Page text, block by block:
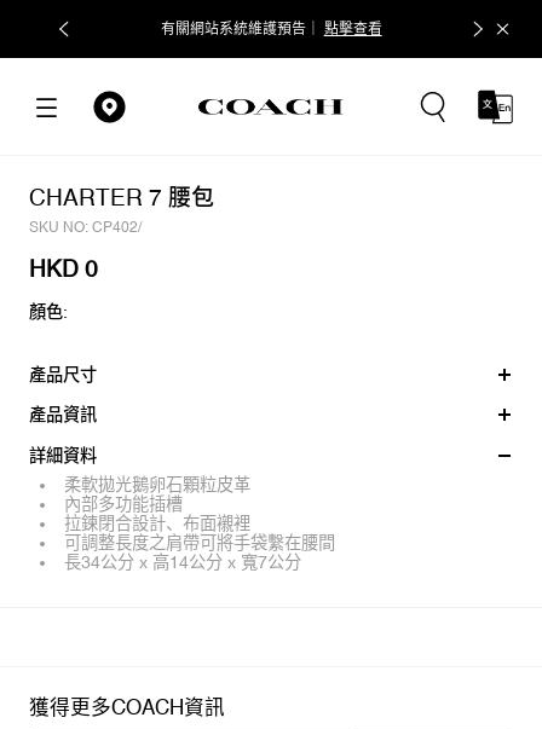
有關網站系統維護預告｜ 點擊查看
CHARTER 7 腰包
SKU NO: CP402/
HKD 0
顏色:
產品尺寸
產品資訊
詳細資料
柔軟拋光鵝卵石顆粒皮革
內部多功能插槽
拉鍊閉合設計、布面襯裡
可調整長度之肩帶可將手袋繫在腰間
長34公分 x 高14公分 x 寬7公分
獲得更多COACH資訊